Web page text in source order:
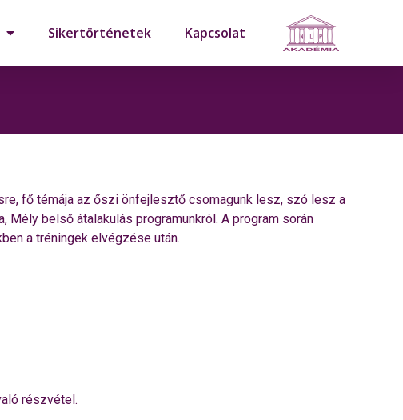
Sikertörténetek Kapcsolat
fő témája az őszi önfejlesztő csomagunk lesz, szó lesz a
Mély belső átalakulás programunkról. A program során
a tréningek elvégzése után.
részvétel.